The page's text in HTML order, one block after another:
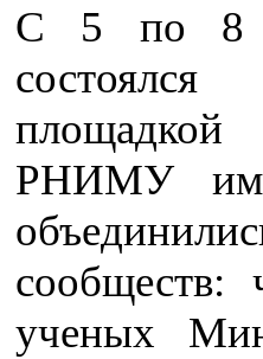
С 5 по 8
РНИМУ
сообществ:
ученых